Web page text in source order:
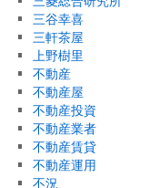
三谷幸喜
三軒茶屋
上野樹里
不動産
不動産屋
不動産投資
不動産業者
不動産賃貸
不動産運用
不況